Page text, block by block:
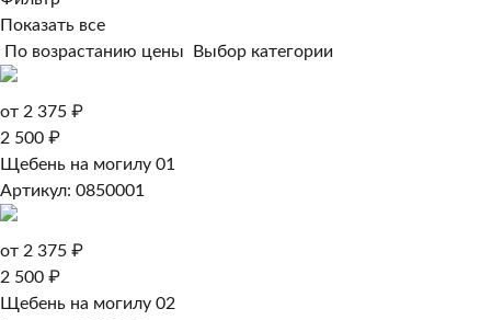
Показать все
По возрастанию цены
Выбор категории
от 2 375 ₽
2 500 ₽
Щебень на могилу 01
Артикул: 0850001
от 2 375 ₽
2 500 ₽
Щебень на могилу 02